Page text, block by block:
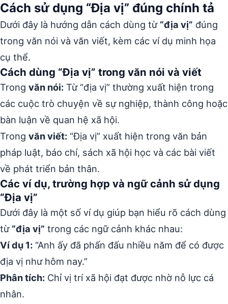
Cách sử dụng “Địa vị” đúng chính tả
Dưới đây là hướng dẫn cách dùng từ “địa vị” đúng
trong văn nói và văn viết, kèm các ví dụ minh họa
cụ thể.
Cách dùng “Địa vị” trong văn nói và viết
Trong văn nói: Từ “địa vị” thường xuất hiện trong
các cuộc trò chuyện về sự nghiệp, thành công hoặc
bàn luận về quan hệ xã hội.
Trong văn viết: “Địa vị” xuất hiện trong văn bản
pháp luật, báo chí, sách xã hội học và các bài viết
về phát triển bản thân.
Các ví dụ, trường hợp và ngữ cảnh sử dụng
“Địa vị”
Dưới đây là một số ví dụ giúp bạn hiểu rõ cách dùng
từ “địa vị” trong các ngữ cảnh khác nhau:
Ví dụ 1: “Anh ấy đã phấn đấu nhiều năm để có được
địa vị như hôm nay.”
Phân tích: Chỉ vị trí xã hội đạt được nhờ nỗ lực cá
nhân.